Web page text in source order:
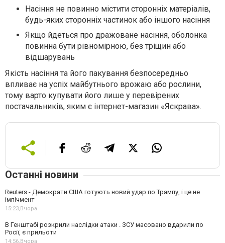
Насіння не повинно містити сторонніх матеріалів,
будь-яких сторонніх частинок або іншого насіння
Якщо йдеться про дражоване насіння, оболонка
повинна бути рівномірною, без тріщин або
відшарувань
Якість насіння та його пакування безпосередньо
впливає на успіх майбутнього врожаю або рослини,
тому варто купувати його лише у перевірених
постачальників, яким є інтернет-магазин «Яскрава».
Останні новини
Reuters - Демократи США готують новий удар по Трампу, і це не
імпічмент
15:23,Вчора
В Генштабі розкрили наслідки атаки . ЗСУ масовано вдарили по
Росії, є прильоти
14:56,Вчора